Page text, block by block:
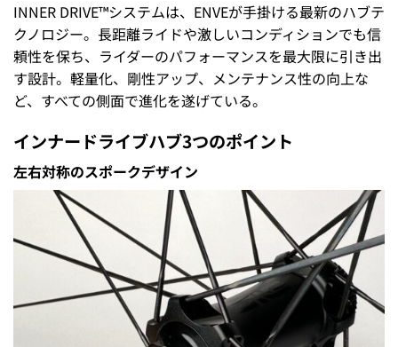
INNER DRIVE™システムは、ENVEが手掛ける最新のハブテ
クノロジー。長距離ライドや激しいコンディションでも信
頼性を保ち、ライダーのパフォーマンスを最大限に引き出
す設計。軽量化、剛性アップ、メンテナンス性の向上な
ど、すべての側面で進化を遂げている。
インナードライブハブ3つのポイント
左右対称のスポークデザイン